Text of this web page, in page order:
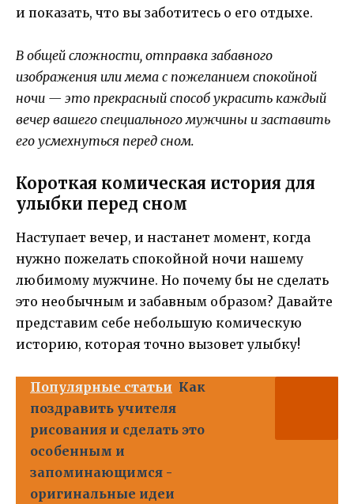
и показать, что вы заботитесь о его отдыхе.
В общей сложности, отправка забавного
изображения или мема с пожеланием спокойной
ночи — это прекрасный способ украсить каждый
вечер вашего специального мужчины и заставить
его усмехнуться перед сном.
Короткая комическая история для
улыбки перед сном
Наступает вечер, и настанет момент, когда
нужно пожелать спокойной ночи нашему
любимому мужчине. Но почему бы не сделать
это необычным и забавным образом? Давайте
представим себе небольшую комическую
историю, которая точно вызовет улыбку!
Популярные статьи Как
поздравить учителя
рисования и сделать это
особенным и
запоминающимся -
оригинальные идеи